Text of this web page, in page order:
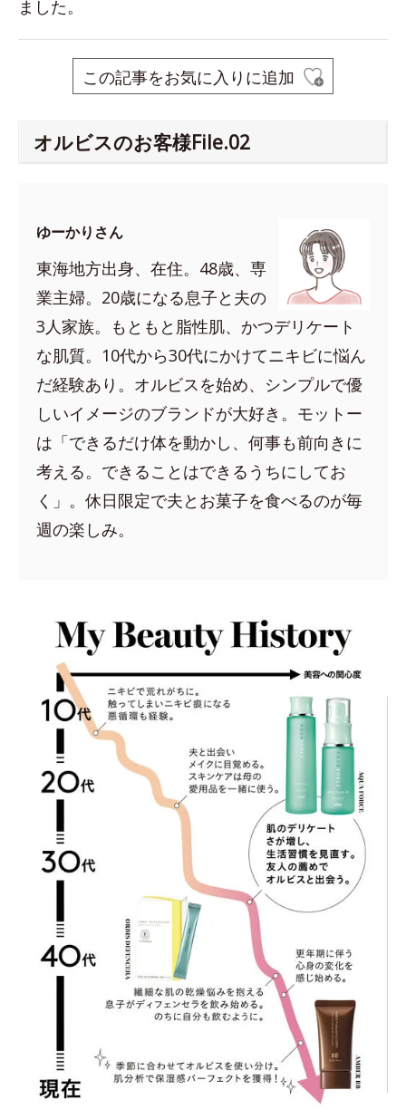
ました。
この記事をお気に入りに追加
オルビスのお客様File.02
ゆーかりさん
東海地方出身、在住。48歳、専
業主婦。20歳になる息子と夫の
3人家族。もともと脂性肌、かつデリケート
な肌質。10代から30代にかけてニキビに悩ん
だ経験あり。オルビスを始め、シンプルで優
しいイメージのブランドが大好き。モットー
は「できるだけ体を動かし、何事も前向きに
考える。できることはできるうちにしてお
く」。休日限定で夫とお菓子を食べるのが毎
週の楽しみ。